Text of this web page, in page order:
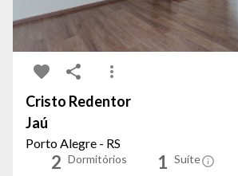
Cristo Redentor
Jaú
Porto Alegre - RS
2 Dormitórios 1 Suíte